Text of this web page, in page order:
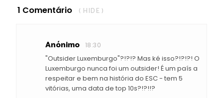
1 Comentário ( HIDE )
Anónimo 18:30
"Outsider Luxemburgo"?!?!? Mas ké isso?!?!?! O
Luxemburgo nunca foi um outsider! É um país a
respeitar e bem na história do ESC - tem 5
vitórias, uma data de top 10s?!?!!?